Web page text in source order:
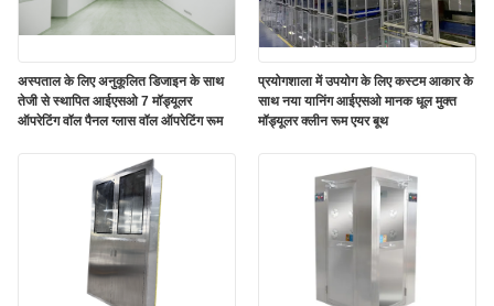
अस्पताल के लिए अनुकूलित डिजाइन के साथ
तेजी से स्थापित आईएसओ 7 मॉड्यूलर
ऑपरेटिंग वॉल पैनल ग्लास वॉल ऑपरेटिंग रूम
प्रयोगशाला में उपयोग के लिए कस्टम आकार के
साथ नया यानिंग आईएसओ मानक धूल मुक्त
मॉड्यूलर क्लीन रूम एयर बूथ